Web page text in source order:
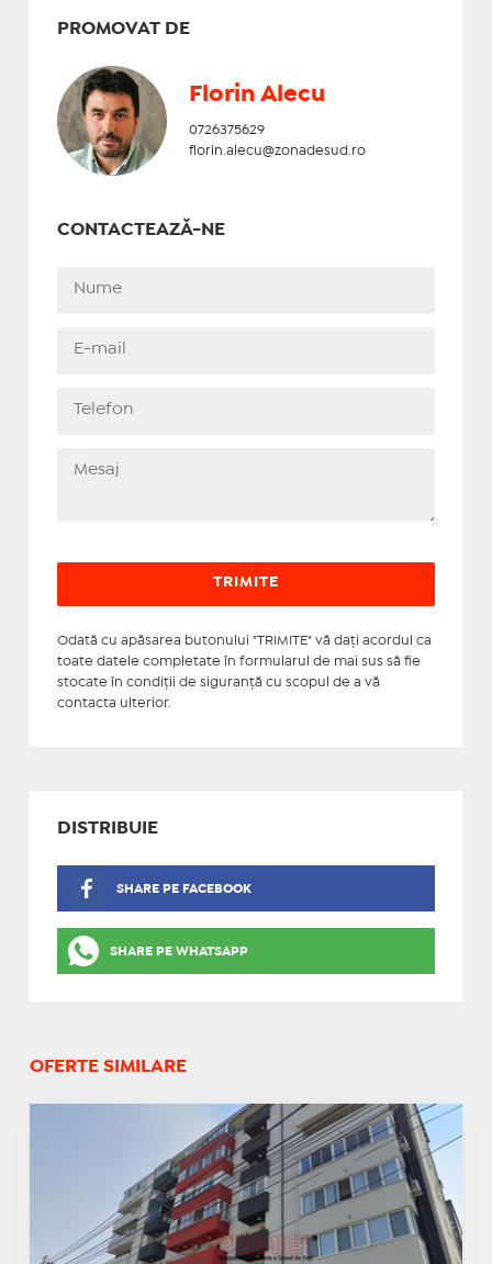
PROMOVAT DE
Florin Alecu
0726375629
florin.alecu@zonadesud.ro
CONTACTEAZĂ-NE
Odată cu apăsarea butonului "TRIMITE" vă daţi acordul ca
toate datele completate în formularul de mai sus să fie
stocate în condiţii de siguranţă cu scopul de a vă
contacta ulterior.
DISTRIBUIE
SHARE PE FACEBOOK
SHARE PE WHATSAPP
OFERTE SIMILARE